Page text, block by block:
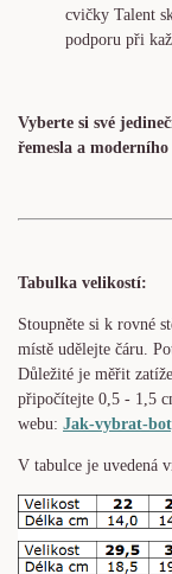
cvičky Talent
podporu při
Vyberte si své
řemesla a
Tabulka velikostí:
Stoupněte si k rovné
místě udělejte čáru.
Důležité je měřit
připočítejte 0,5 - 1,5
webu: Jak-vybrat-
V tabulce je uvedená